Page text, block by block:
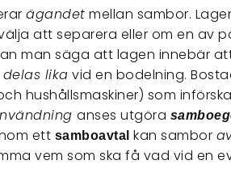
ägandet mellan sambor.
att separera eller om en av
man säga att lagen innebär
lika vid en bodelning.
hushållsmaskiner) som
anses utgöra
ett samboavtal kan sambor
vem som ska få vad vid en